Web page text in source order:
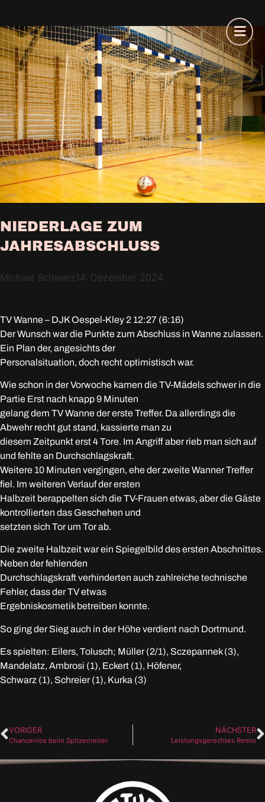
NIEDERLAGE ZUM
JAHRESABSCHLUSS
Michael Schwarz14. Dezember 2024
TV Wanne – DJK Oespel-Kley 2 12:27 (6:16)
Der Wunsch war die Punkte zum Abschluss in Wanne zulassen.
Ein Plan der, angesichts der
Personalsituation, doch recht optimistisch war.
Wie schon in der Vorwoche kamen die TV-Mädels schwer in die
Partie Erst nach knapp 9 Minuten
gelang dem TV Wanne der erste Treffer. Da allerdings die
Abwehr recht gut stand, kassierte man zu
diesem Zeitpunkt erst 4 Tore. Im Angriff aber rieb man sich auf
und fehlte an Durchschlagskraft.
Weitere 10 Minuten vergingen, ehe der zweite Wanner Treffer
fiel. Im weiteren Verlauf der ersten
Halbzeit berappelten sich die TV-Frauen etwas, aber die Gäste
kontrollierten das Geschehen und
setzten sich Tor um Tor ab.
Die zweite Halbzeit war ein Spiegelbild des ersten Abschnittes.
Neben der fehlenden
Durchschlagskraft verhinderten auch zahlreiche technische
Fehler, dass der TV etwas
Ergebniskosmetik betreiben konnte.
So ging der Sieg auch in der Höhe verdient nach Dortmund.
Es spielten: Eilers, Tolusch; Müller (2/1), Sczepannek (3),
Mandelatz, Ambrosi (1), Eckert (1), Höfener,
Schwarz (1), Schreier (1), Kurka (3)
VORIGER
Chancenlos beim Spitzenreiter
NÄCHSTER
Leistungsgerechtes Remis